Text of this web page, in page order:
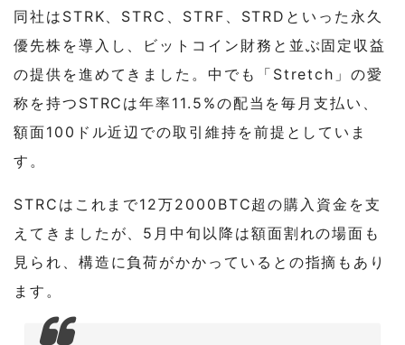
同社はSTRK、STRC、STRF、STRDといった永久
優先株を導入し、ビットコイン財務と並ぶ固定収益
の提供を進めてきました。中でも「Stretch」の愛
称を持つSTRCは年率11.5%の配当を毎月支払い、
額面100ドル近辺での取引維持を前提としていま
す。
STRCはこれまで12万2000BTC超の購入資金を支
えてきましたが、5月中旬以降は額面割れの場面も
見られ、構造に負荷がかかっているとの指摘もあり
ます。